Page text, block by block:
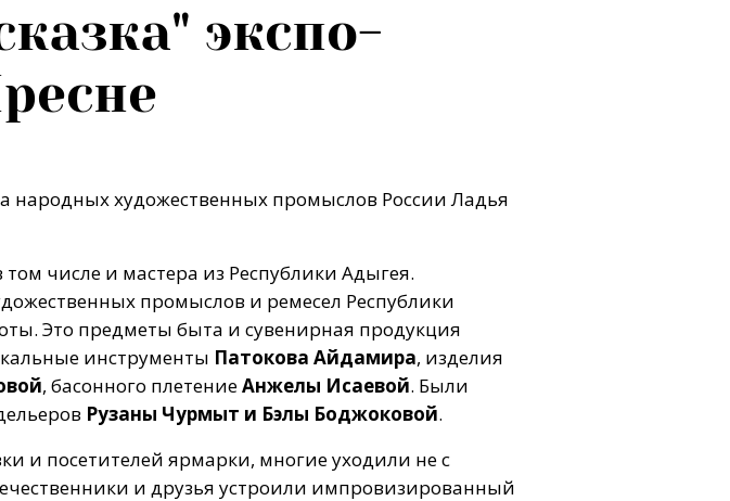
экспо-
народных художественных промыслов России Ладья
числе и мастера из Республики Адыгея.
промыслов и ремесел Республики
Это предметы быта и сувенирная продукция
инструменты Патокова Айдамира, изделия
, басонного плетениеАнжелы Исаевой. Были
Рузаны Чурмыт и Бэлы Боджоковой.
и посетителей ярмарки, многие уходили не с
и друзья устроили импровизированный